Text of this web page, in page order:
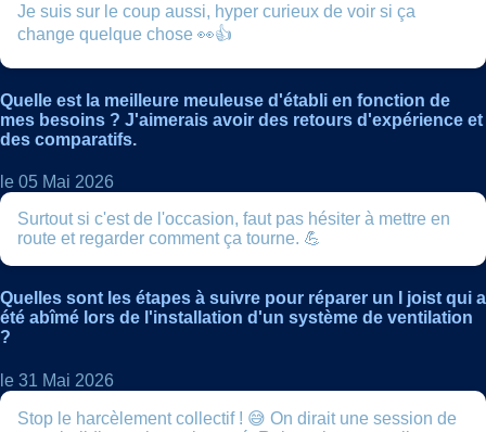
Je suis sur le coup aussi, hyper curieux de voir si ça
change quelque chose 👀👍
Quelle est la meilleure meuleuse d'établi en fonction de
mes besoins ? J'aimerais avoir des retours d'expérience et
des comparatifs.
le 05 Mai 2026
Surtout si c'est de l'occasion, faut pas hésiter à mettre en
route et regarder comment ça tourne. 💪
Quelles sont les étapes à suivre pour réparer un I joist qui a
été abîmé lors de l'installation d'un système de ventilation
?
le 31 Mai 2026
Stop le harcèlement collectif ! 😅 On dirait une session de